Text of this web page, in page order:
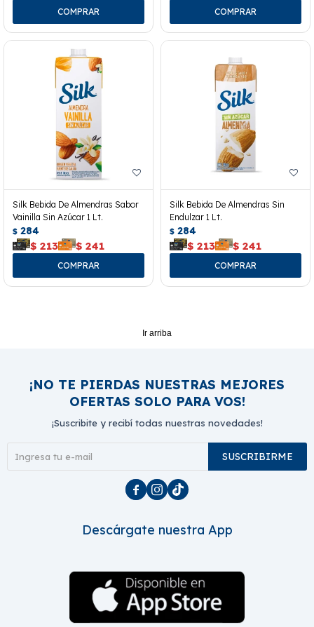
Silk Bebida De Almendras Sabor
Vainilla Sin Azúcar 1 Lt.
$ 284
$ 213 $ 241
Silk Bebida De Almendras Sin
Endulzar 1 Lt.
$ 284
$ 213 $ 241
Ir arriba
¡NO TE PIERDAS NUESTRAS MEJORES
OFERTAS SOLO PARA VOS!
¡Suscribite y recibí todas nuestras novedades!
SUSCRIBIRME
  
Descárgate nuestra App